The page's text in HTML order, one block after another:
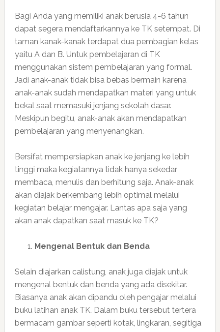
Bagi Anda yang memiliki anak berusia 4-6 tahun
dapat segera mendaftarkannya ke TK setempat. Di
taman kanak-kanak terdapat dua pembagian kelas
yaitu A dan B. Untuk pembelajaran di TK
menggunakan sistem pembelajaran yang formal.
Jadi anak-anak tidak bisa bebas bermain karena
anak-anak sudah mendapatkan materi yang untuk
bekal saat memasuki jenjang sekolah dasar.
Meskipun begitu, anak-anak akan mendapatkan
pembelajaran yang menyenangkan.
Bersifat mempersiapkan anak ke jenjang ke lebih
tinggi maka kegiatannya tidak hanya sekedar
membaca, menulis dan berhitung saja. Anak-anak
akan diajak berkembang lebih optimal melalui
kegiatan belajar mengajar. Lantas apa saja yang
akan anak dapatkan saat masuk ke TK?
Mengenal Bentuk dan Benda
Selain diajarkan calistung, anak juga diajak untuk
mengenal bentuk dan benda yang ada disekitar.
Biasanya anak akan dipandu oleh pengajar melalui
buku latihan anak TK. Dalam buku tersebut tertera
bermacam gambar seperti kotak, lingkaran, segitiga